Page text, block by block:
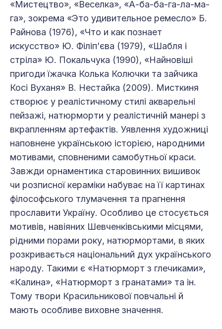
«Мистецтво», «Веселка», «А-ба-ба-га-ла-ма-
га», зокрема «Это удивительное ремесло» Б.
Райнова (1976), «Что и как познает
искусство» Ю. Філіп’єва (1979), «Шабля і
стріла» Ю. Покальчука (1990), «Найновіші
пригоди їжачка Колька Колючки та зайчика
Косі Вуханя» В. Нестайка (2009). Мисткиня
створює у реалістичному стилі акварельні
пейзажі, натюрморти у реалістичній манері з
вкрапленням артефактів. Уявлення художниці
наповнене українською історією, народними
мотивами, сповненими самобутньої краси.
Завжди орнаментика старовинних вишивок
чи розписної кераміки набуває на її картинах
філософського тлумачення та прагнення
прославити Україну. Особливо це стосується
мотивів, навіяних Шевченківськими місцями,
рідними порами року, натюрмортами, в яких
розкривається національний дух українського
народу. Такими є «Натюрморт з глечиками»,
«Калина», «Натюрморт з гранатами» та ін.
Тому твори Красильникової повчальні й
мають особливе виховне значення.